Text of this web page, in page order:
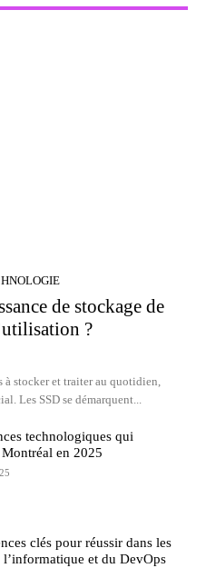
de stockage de
?
à stocker et traiter au quotidien,
Les SSD se démarquent...
technologiques qui
en 2025
clés pour réussir dans les
l’informatique et du DevOps